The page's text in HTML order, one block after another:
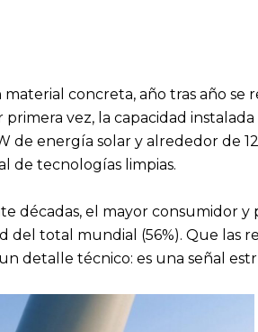
concreta, año tras año se
vez, la capacidad
de energía solar y alrededor de
de tecnologías limpias.
décadas, el mayor consumidor
total mundial (56%). Que las
detalle técnico: es una señal